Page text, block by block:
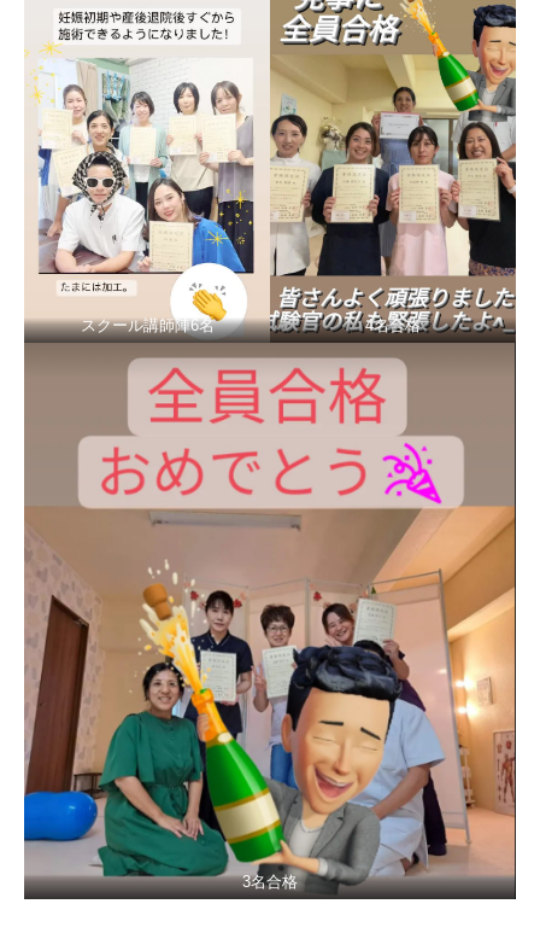
スクール講師陣6名 4名合格
3名合格